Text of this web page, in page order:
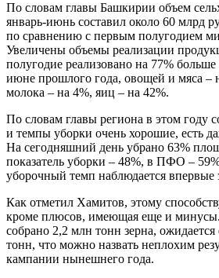
По словам главы Башкирии объем
январь-июнь составил около 60 млрд
по сравнению с первым полугодием
Увеличены объемы реализации
полугодие реализовано на 77% больше
июне прошлого года, овощей и мяса –
молока – на 4%, яиц – на 42%.
По словам главы региона в этом году
и темпы уборки очень хорошие, есть
На сегодняшний день убрано 63%
показатель уборки – 48%, в ПФО –
уборочный темп наблюдается впервые
Как отметил Хамитов, этому
кроме плюсов, имеющая еще и
собрано 2,2 млн тонн зерна,
тонн, что можно назвать неплохим
кампании нынешнего года.